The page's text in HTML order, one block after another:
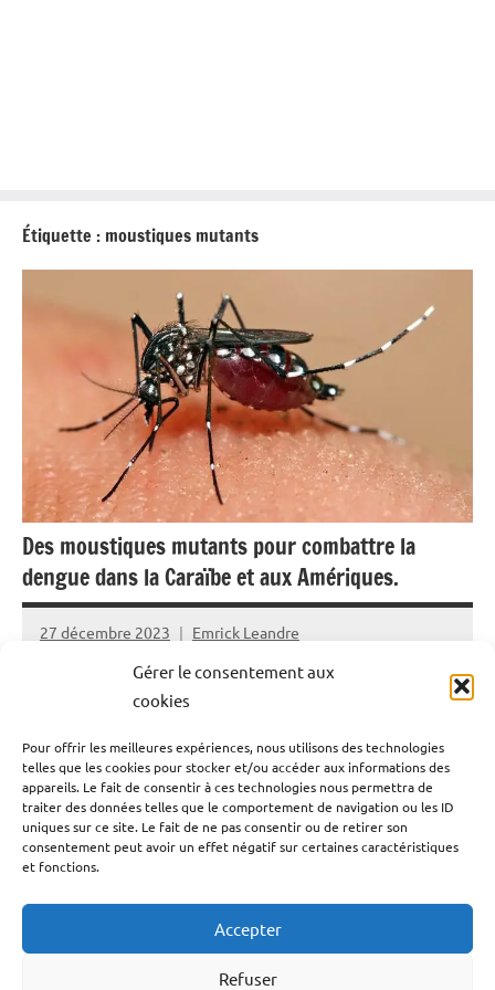
Gérer le consentement aux
cookies
Pour offrir les meilleures expériences, nous utilisons des technologies
telles que les cookies pour stocker et/ou accéder aux informations des
appareils. Le fait de consentir à ces technologies nous permettra de
traiter des données telles que le comportement de navigation ou les ID
uniques sur ce site. Le fait de ne pas consentir ou de retirer son
consentement peut avoir un effet négatif sur certaines caractéristiques
et fonctions.
Accepter
Refuser
Étiquette : moustiques mutants
Des moustiques mutants pour combattre la
dengue dans la Caraïbe et aux Amériques.
27 décembre 2023 Emrick Leandre
Deux entreprises privées, basées à la Barbade et à San
un partenariat pour relâcher des moustiques dans les
Caraïbes élevés avec une bactérie qui bloque le virus de
la dengue alors que la région lutte contre un nombre
record de cas aggravés par le phénomène El Nino, le
réchauffement climatique, l’urbanisation à outrance.